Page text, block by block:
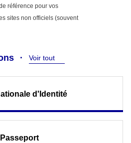
référence pour vos
sites non officiels (souvent
Voir tout
d'Identité
Passeport